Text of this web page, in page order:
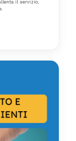
il servizio,